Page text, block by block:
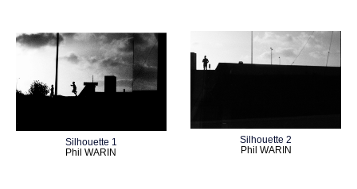
Silhouette 1
Phil WARIN
Silhouette 2
Phil WARIN